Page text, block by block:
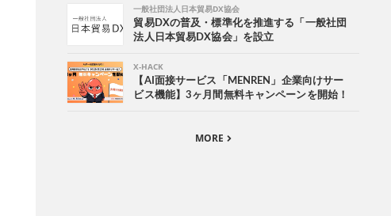
一般社団法人日本貿易DX協会
貿易DXの普及・標準化を推進する「一般社団
法人日本貿易DX協会」を設立
X-HACK
【AI面接サービス「MENREN」企業向けサー
ビス機能】3ヶ月間無料キャンペーンを開始！
MORE